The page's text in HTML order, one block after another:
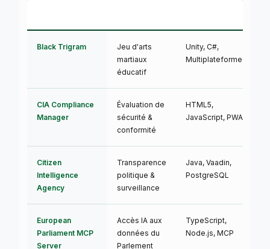
Black Trigram
Jeu d'arts
martiaux
éducatif
Unity, C#,
Multiplateforme
CIA Compliance
Manager
Évaluation de
sécurité &
conformité
HTML5,
JavaScript, PWA
Citizen
Intelligence
Agency
Transparence
politique &
surveillance
Java, Vaadin,
PostgreSQL
European
Parliament MCP
Server
Accès IA aux
données du
Parlement
TypeScript,
Node.js, MCP